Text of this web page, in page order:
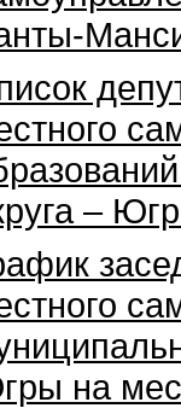
–
на